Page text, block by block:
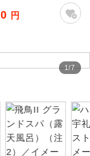
円
1/7
れている文化遺産や自
ち寄るコースです。
るコースです。
天風呂が付いていま
浴場が付いています。